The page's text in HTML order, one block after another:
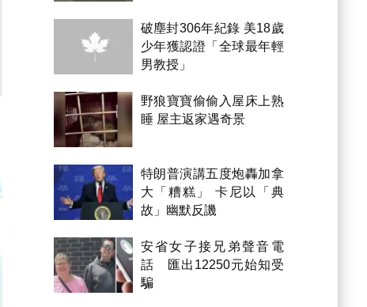
破塵封306年紀錄 美18歲
少年獲認證「全球最年輕
男教授」
野狼寶寶偷偷入屋床上熟
睡 屋主返家遇奇景
特朗普演講五度炮轟加拿
大「糟糕」 卡尼以「典
故」幽默反譏
安省女子接兄弟聲音電
話 匯出12250元始知受
騙